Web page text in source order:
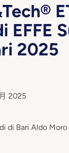
EFFE
2025
2025
di Bari Aldo Moro